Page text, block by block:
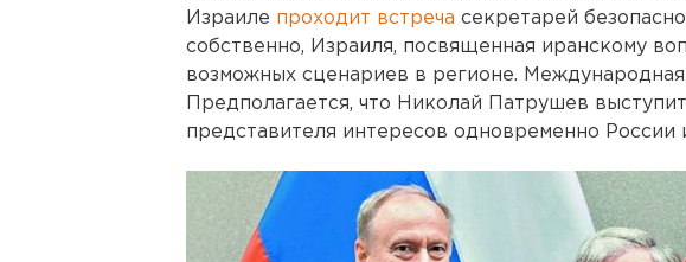
Израиле проходит встреча секретарей
собственно, Израиля, посвященная иранскому
возможных сценариев в регионе. Международная
Предполагается, что Николай Патрушев
представителя интересов одновременно России